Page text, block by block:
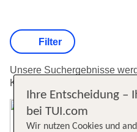
Unsere Suchergebnisse
Kriterien sortiert.
Filter
Ihre Entscheidung –
bei TUI.com
Wir nutzen Cookies und